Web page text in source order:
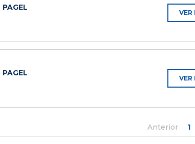
PAGEL
VER
PAGEL
VER
Anterior 1